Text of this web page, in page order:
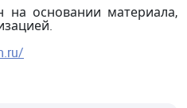
на основании материала,